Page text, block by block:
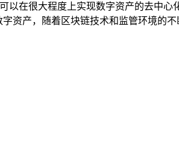
在很大程度上实现数字资产的去中
资产，随着区块链技术和监管环境的